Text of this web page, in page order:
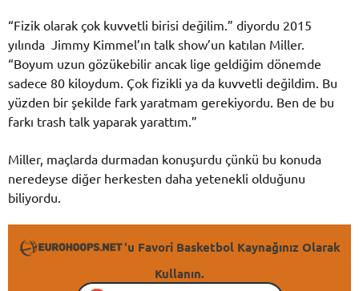
“Fizik olarak çok kuvvetli birisi değilim.” diyordu 2015
yılında Jimmy Kimmel’ın talk show’un katılan Miller.
“Boyum uzun gözükebilir ancak lige geldiğim dönemde
sadece 80 kiloydum. Çok fizikli ya da kuvvetli değildim. Bu
yüzden bir şekilde fark yaratmam gerekiyordu. Ben de bu
farkı trash talk yaparak yarattım.”
Miller, maçlarda durmadan konuşurdu çünkü bu konuda
neredeyse diğer herkesten daha yetenekli olduğunu
biliyordu.
'u Favori Basketbol Kaynağınız Olarak
Kullanın.